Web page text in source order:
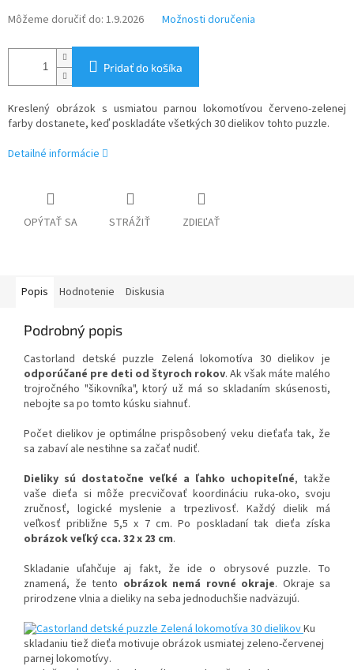
Môžeme doručiť do: 1.9.2026 Možnosti doručenia
Pridať do košíka
Kreslený obrázok s usmiatou parnou lokomotívou červeno-zelenej
farby dostanete, keď poskladáte všetkých 30 dielikov tohto puzzle.
Detailné informácie
OPÝTAŤ SA STRÁŽIŤ ZDIEĽAŤ
Popis Hodnotenie Diskusia
Podrobný popis
Castorland detské puzzle Zelená lokomotíva 30 dielikov je
odporúčané pre deti od štyroch rokov. Ak však máte malého
trojročného "šikovníka", ktorý už má so skladaním skúsenosti,
nebojte sa po tomto kúsku siahnuť.
Počet dielikov je optimálne prispôsobený veku dieťaťa tak, že
sa zabaví ale nestihne sa začať nudiť.
Dieliky sú dostatočne veľké a ľahko uchopiteľné, takže
vaše dieťa si môže precvičovať koordináciu ruka-oko, svoju
zručnosť, logické myslenie a trpezlivosť. Každý dielik má
veľkosť približne 5,5 x 7 cm. Po poskladaní tak dieťa získa
obrázok veľký cca. 32 x 23 cm.
Skladanie uľahčuje aj fakt, že ide o obrysové puzzle. To
znamená, že tento obrázok nemá rovné okraje. Okraje sa
prirodzene vlnia a dieliky na seba jednoduchšie nadväzujú.
Ku
skladaniu tiež dieťa motivuje obrázok usmiatej zeleno-červenej
parnej lokomotívy.